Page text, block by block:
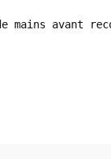
mains avant